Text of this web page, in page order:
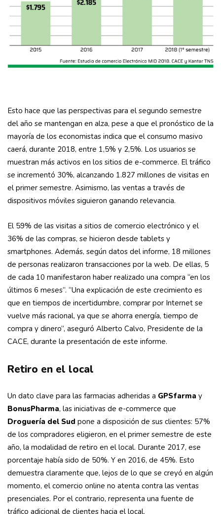
Esto hace que las perspectivas para el segundo semestre
del año se mantengan en alza, pese a que el pronóstico de la
mayoría de los economistas indica que el consumo masivo
caerá, durante 2018, entre 1,5% y 2,5%. Los usuarios se
muestran más activos en los sitios de e-commerce. El tráfico
se incrementó 30%, alcanzando 1.827 millones de visitas en
el primer semestre. Asimismo, las ventas a través de
dispositivos móviles siguieron ganando relevancia.
El 59% de las visitas a sitios de comercio electrónico y el
36% de las compras, se hicieron desde tablets y
smartphones. Además, según datos del informe, 18 millones
de personas realizaron transacciones por la web. De ellas, 5
de cada 10 manifestaron haber realizado una compra “en los
últimos 6 meses”. “Una explicación de este crecimiento es
que en tiempos de incertidumbre, comprar por Internet se
vuelve más racional, ya que se ahorra energía, tiempo de
compra y dinero”, aseguró Alberto Calvo, Presidente de la
CACE, durante la presentación de este informe.
Retiro en el local
Un dato clave para las farmacias adheridas a GPSfarma y
BonusPharma, las iniciativas de e-commerce que
Droguería del Sud pone a disposición de sus clientes: 57%
de los compradores eligieron, en el primer semestre de este
año, la modalidad de retiro en el local. Durante 2017, ese
porcentaje había sido de 50%. Y en 2016, de 45%. Esto
demuestra claramente que, lejos de lo que se creyó en algún
momento, el comercio online no atenta contra las ventas
presenciales. Por el contrario, representa una fuente de
tráfico adicional de clientes hacia el local.